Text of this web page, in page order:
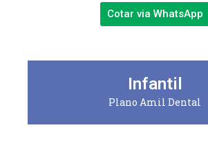
Cotar via WhatsApp
Infantil
Plano Amil Dental